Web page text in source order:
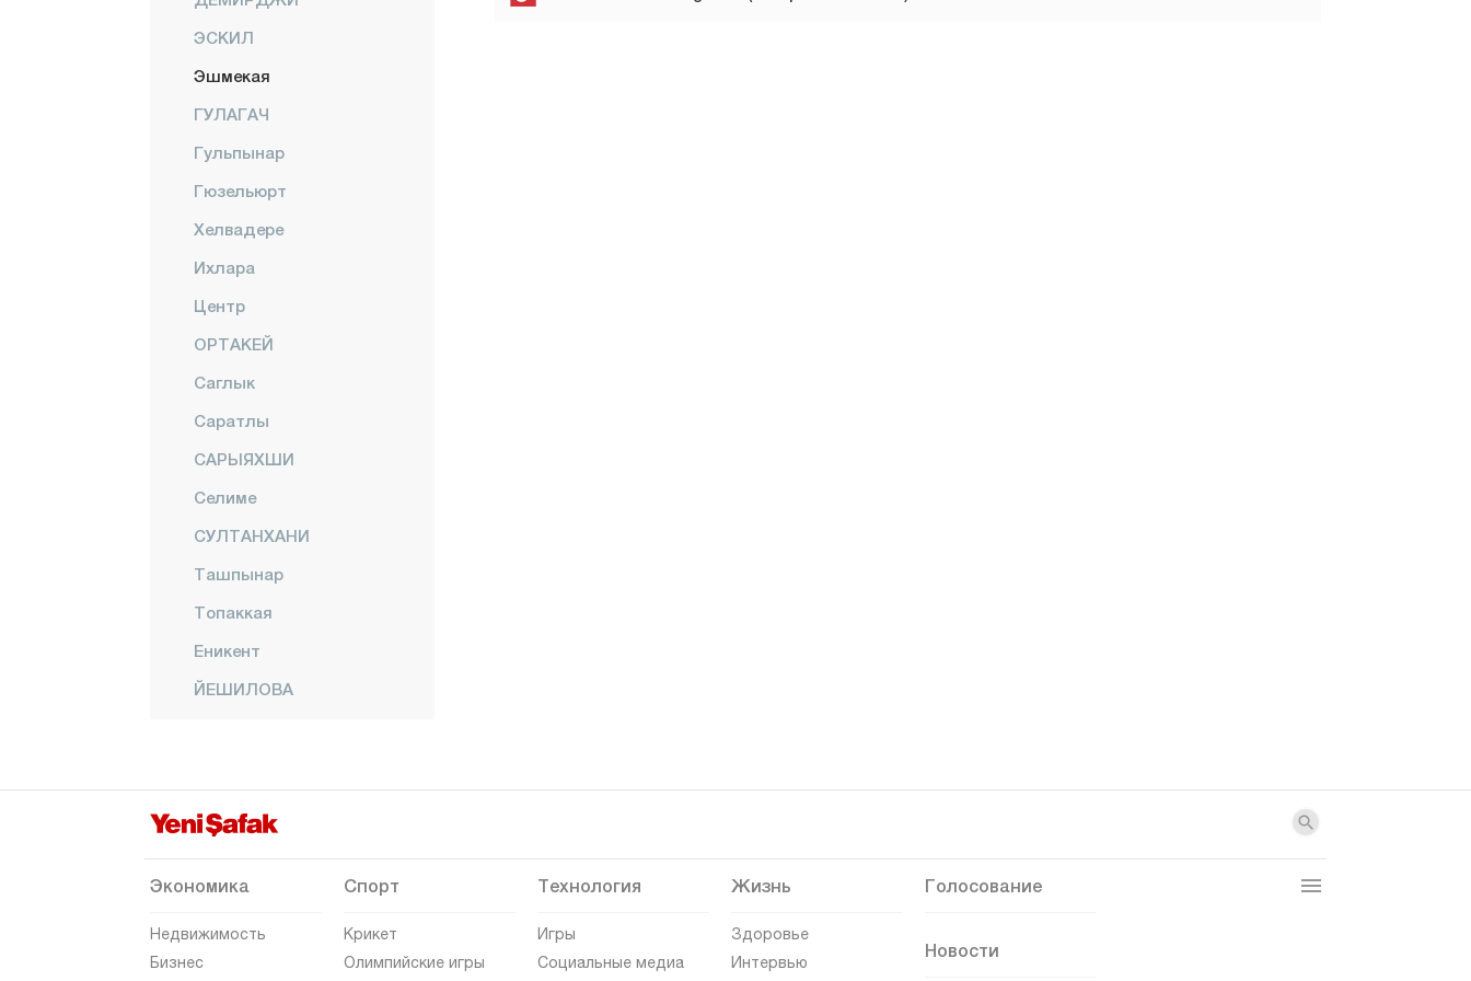
ЭСКИЛ
Эшмекая
ГУЛАГАЧ
Гульпынар
Гюзельюрт
Хелвадере
Ихлара
Центр
ОРТАКЕЙ
Саглык
Саратлы
САРЫЯХШИ
Селиме
СУЛТАНХАНИ
Ташпынар
Топаккая
Еникент
ЙЕШИЛОВА
Ардахан
Артвин
Балыкесир
Экономика
Недвижимость
Бизнес
Спорт
Крикет
Олимпийские игры
Технология
Игры
Социальные медиа
Жизнь
Здоровье
Интервью
Голосование
Новости